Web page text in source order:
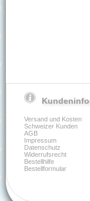
Versand und Kosten
Schweizer Kunden
AGB
Impressum
Datenschutz
Widerrufsrecht
Bestellhilfe
Bestellformular